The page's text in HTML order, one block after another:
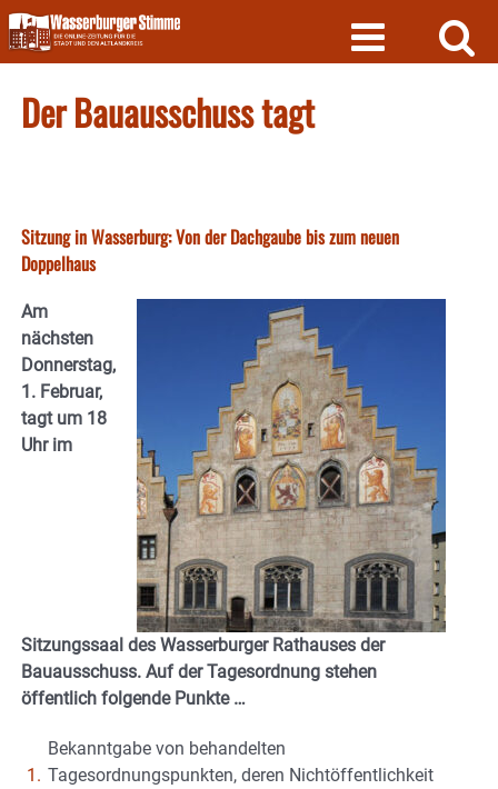
Skip
to
content
Der Bauausschuss tagt
Sitzung in Wasserburg: Von der Dachgaube bis zum neuen
Doppelhaus
Am
nächsten
Donnerstag,
1. Februar,
tagt um 18
Uhr im
Sitzungssaal des Wasserburger Rathauses der
Bauausschuss. Auf der Tagesordnung stehen
öffentlich folgende Punkte …
1.
Bekanntgabe von behandelten
Tagesordnungspunkten, deren Nichtöffentlichkeit